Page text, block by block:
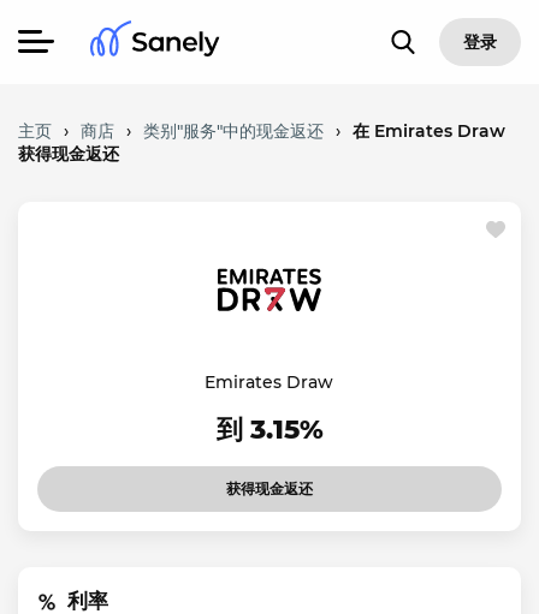
登录
主页 › 商店 › 类别"服务"中的现金返还 › 在 Emirates Draw
获得现金返还
Emirates Draw
到 3.15%
获得现金返还
利率